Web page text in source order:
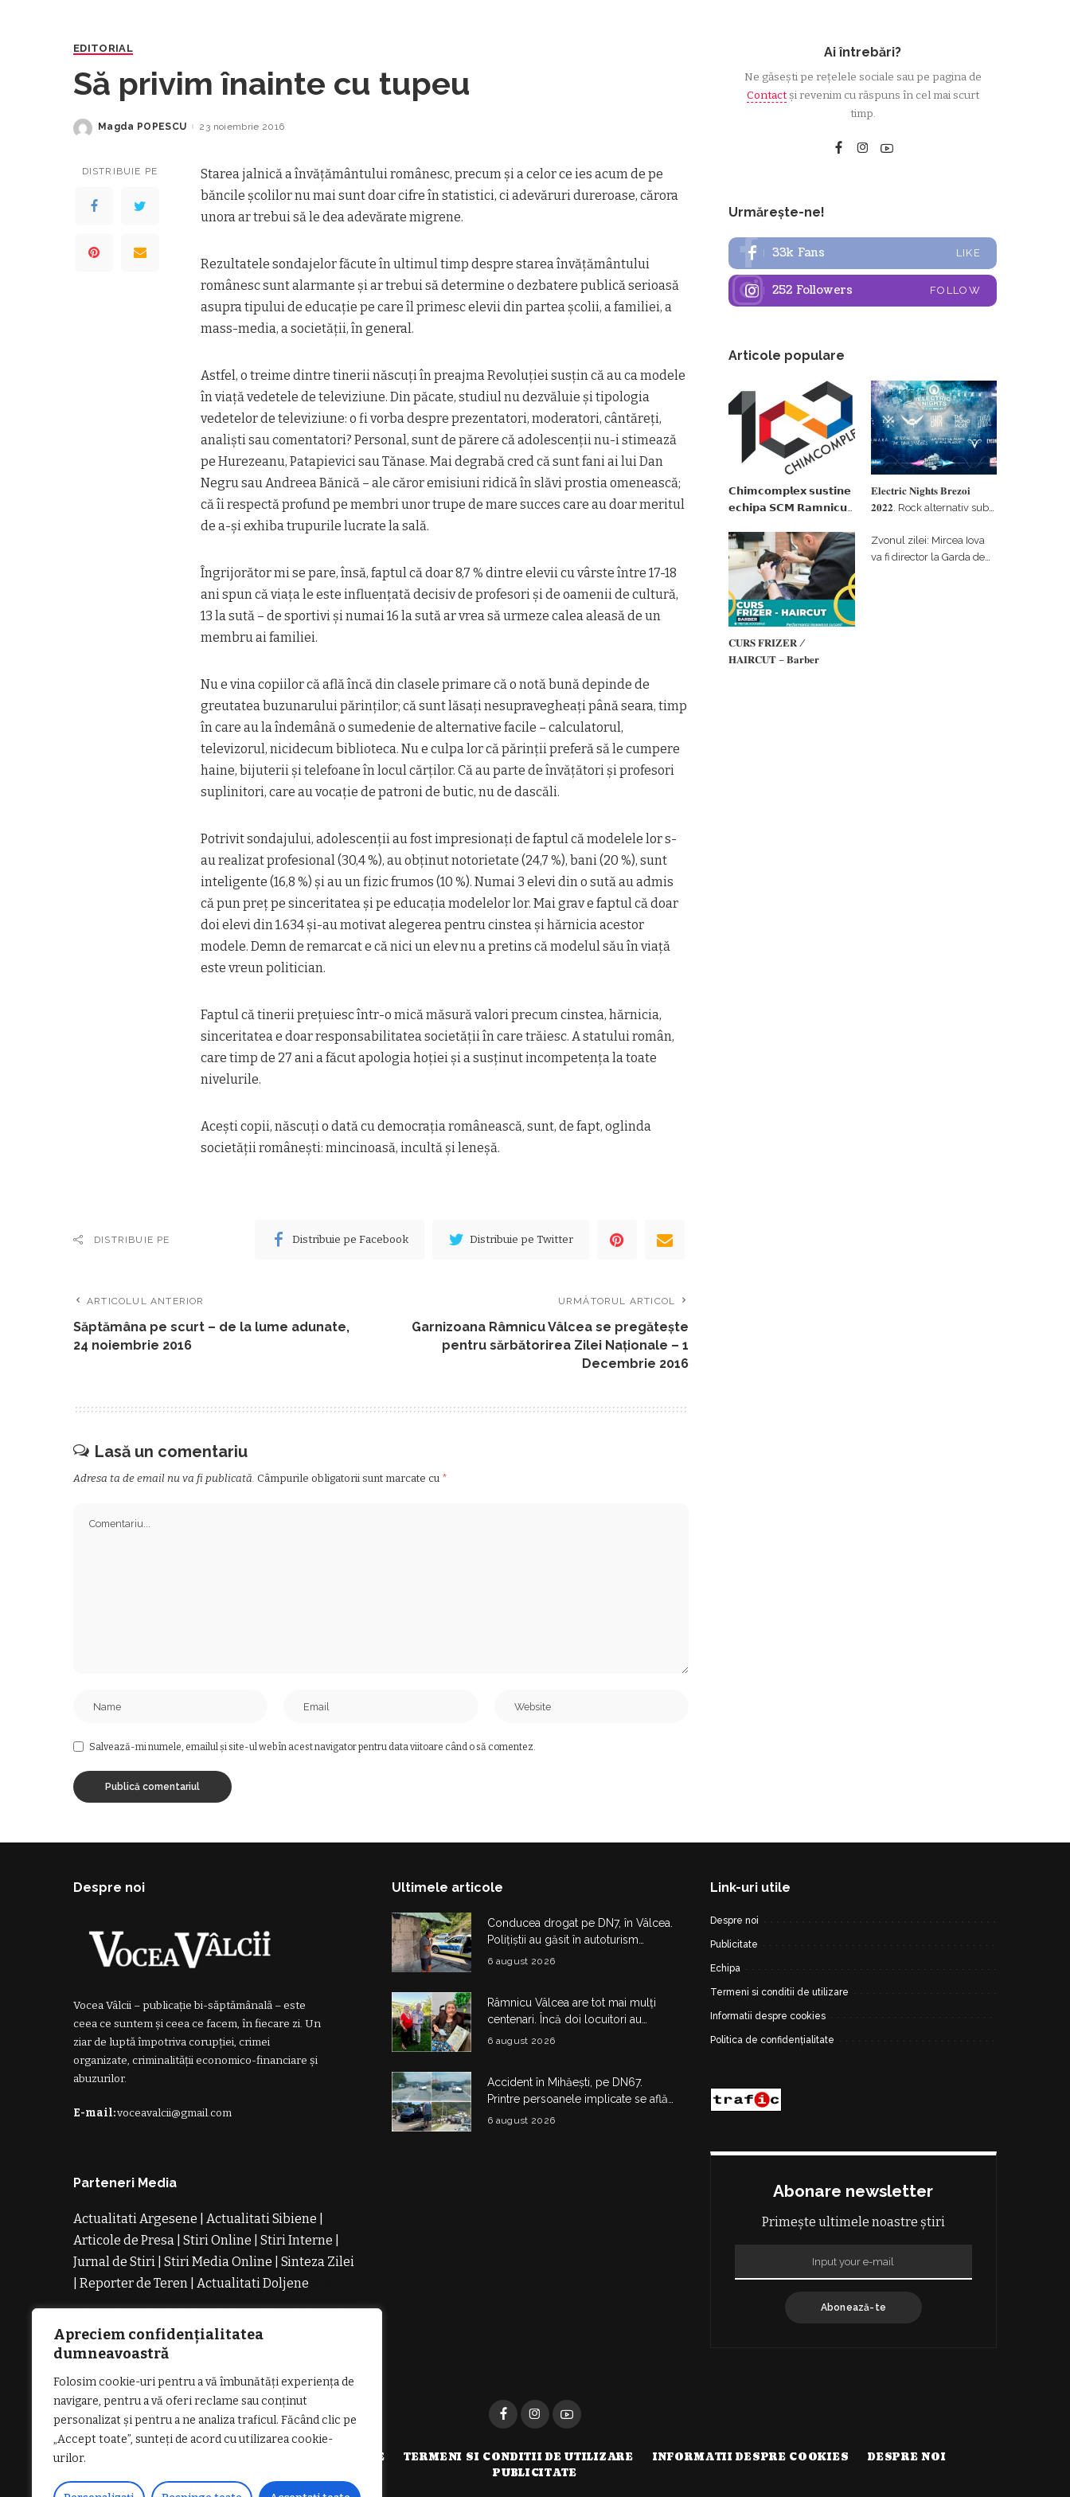
Apreciem confidențialitatea
dumneavoastră
Folosim cookie-uri pentru a vă îmbunătăți experiența de
navigare, pentru a vă oferi reclame sau conținut
personalizat și pentru a ne analiza traficul. Făcând clic pe
„Accept toate”, sunteți de acord cu utilizarea cookie-
urilor.
EDITORIAL
Să privim înainte cu tupeu
Posted
Magda POPESCU 23 noiembrie 2016
DISTRIBUIE PE
Starea jalnică a învăţământului românesc, precum şi a celor ce ies acum de pe
băncile şcolilor nu mai sunt doar cifre în statistici, ci adevăruri dureroase, cărora
unora ar trebui să le dea adevărate migrene.
Rezultatele sondajelor făcute în ultimul timp despre starea învățământului
românesc sunt alarmante şi ar trebui să determine o dezbatere publică serioasă
asupra tipului de educaţie pe care îl primesc elevii din partea şcolii, a familiei, a
mass-media, a societăţii, în general.
Astfel, o treime dintre tinerii născuţi în preajma Revoluţiei susţin că au ca modele
în viaţă vedetele de televiziune. Din păcate, studiul nu dezvăluie şi tipologia
vedetelor de televiziune: o fi vorba despre prezentatori, moderatori, cântăreţi,
analişti sau comentatori? Personal, sunt de părere că adolescenţii nu-i stimează
pe Hurezeanu, Patapievici sau Tănase. Mai degrabă cred că sunt fani ai lui Dan
Negru sau Andreea Bănică – ale căror emisiuni ridică în slăvi prostia omenească;
că îi respectă profund pe membri unor trupe de mare succes care au doar meritul
de a-şi exhiba trupurile lucrate la sală.
Îngrijorător mi se pare, însă, faptul că doar 8,7 % dintre elevii cu vârste între 17-18
ani spun că viaţa le este influenţată decisiv de profesori şi de oamenii de cultură,
13 la sută – de sportivi şi numai 16 la sută ar vrea să urmeze calea aleasă de un
membru ai familiei.
Nu e vina copiilor că află încă din clasele primare că o notă bună depinde de
greutatea buzunarului părinţilor; că sunt lăsaţi nesupravegheaţi până seara, timp
în care au la îndemână o sumedenie de alternative facile – calculatorul,
televizorul, nicidecum biblioteca. Nu e culpa lor că părinţii preferă să le cumpere
haine, bijuterii şi telefoane în locul cărţilor. Că au parte de învăţători şi profesori
suplinitori, care au vocaţie de patroni de butic, nu de dascăli.
Potrivit sondajului, adolescenţii au fost impresionaţi de faptul că modelele lor s-
au realizat profesional (30,4 %), au obţinut notorietate (24,7 %), bani (20 %), sunt
inteligente (16,8 %) şi au un fizic frumos (10 %). Numai 3 elevi din o sută au admis
că pun preţ pe sinceritatea şi pe educaţia modelelor lor. Mai grav e faptul că doar
doi elevi din 1.634 şi-au motivat alegerea pentru cinstea şi hărnicia acestor
modele. Demn de remarcat e că nici un elev nu a pretins că modelul său în viaţă
este vreun politician.
Faptul că tinerii preţuiesc într-o mică măsură valori precum cinstea, hărnicia,
sinceritatea e doar responsabilitatea societăţii în care trăiesc. A statului român,
care timp de 27 ani a făcut apologia hoţiei şi a susţinut incompetenţa la toate
nivelurile.
Aceşti copii, născuţi o dată cu democraţia românească, sunt, de fapt, oglinda
societăţii româneşti: mincinoasă, incultă şi leneşă.
DISTRIBUIE PE Distribuie pe Facebook Distribuie pe Twitter
ARTICOLUL ANTERIOR
Săptămâna pe scurt – de la lume adunate,
24 noiembrie 2016
URMĂTORUL ARTICOL
Garnizoana Râmnicu Vâlcea se pregăteşte
pentru sărbătorirea Zilei Naţionale – 1
Decembrie 2016
Lasă un comentariu
Adresa ta de email nu va fi publicată. Câmpurile obligatorii sunt marcate cu *
Salvează-mi numele, emailul și site-ul web în acest navigator pentru data viitoare când o să comentez.
Ai întrebări?
Ne găsești pe rețelele sociale sau pe pagina de
Contactși revenim cu răspuns în cel mai scurt
timp.
Urmărește-ne!
33k Fans LIKE
252 Followers FOLLOW
Articole populare
𝗖𝗵𝗶𝗺𝗰𝗼𝗺𝗽𝗹𝗲𝘅 𝘀𝘂𝘀𝘁𝗶𝗻𝗲
𝗲𝗰𝗵𝗶𝗽𝗮 𝗦𝗖𝗠 𝗥𝗮𝗺𝗻𝗶𝗰𝘂
𝗽𝗮𝗿𝘁𝗲𝗻𝗲𝗿 𝗳𝗶𝗻𝗮𝗻𝘁𝗮𝘁𝗼𝗿
𝐄𝐥𝐞𝐜𝐭𝐫𝐢𝐜 𝐍𝐢𝐠𝐡𝐭𝐬 𝐁𝐫𝐞𝐳𝐨𝐢
𝟐𝟎𝟐𝟐. Rock alternativ sub
#𝐁𝐫𝐞𝐳𝐨𝐢𝐮𝐥𝐋𝐮𝐦𝐢𝐢
𝐂𝐔𝐑𝐒 𝐅𝐑𝐈𝐙𝐄𝐑 /
𝐇𝐀𝐈𝐑𝐂𝐔𝐓 – 𝐁𝐚𝐫𝐛𝐞𝐫
Zvonul zilei: Mircea Iova
va fi director la Garda de
Despre noi
Vocea Vâlcii – publicație bi-săptămânală – este
ceea ce suntem și ceea ce facem, în fiecare zi. Un
ziar de luptă împotriva corupției, crimei
organizate, criminalității economico-financiare și
abuzurilor.
E-mail:voceavalcii@gmail.com
Parteneri Media
Actualitati Argesene Actualitati Sibiene
Articole de Presa
Stiri Online Stiri Interne
Jurnal de Stiri
Stiri Media Online
Sinteza Zilei
Reporter de Teren Actualitati Doljene
NoiRochii de RevelionRochii de BanchetRochii
de Cununie
Magazin de Rochii
Comanda Rochii de Seara
Ultimele articole
Conducea drogat pe DN7, în Vâlcea.
Polițiștii au găsit în autoturism
obiecte și substanțe suspecte
6 august 2026
Râmnicu Vâlcea are tot mai mulți
centenari. Încă doi locuitori au
împlinit 100 de ani în doar câteva zile
6 august 2026
Accident în Mihăești, pe DN67.
Printre persoanele implicate se află
și doi copii
6 august 2026
Link-uri utile
Despre noi
Publicitate
Echipa
Termeni si conditii de utilizare
Informatii despre cookies
Politica de confidențialitate
Abonare newsletter
Primește ultimele noastre știri
Abonează-te
GDPR: POLITICA DE CONFIDENȚIALITATE TERMENI SI CONDITII DE UTILIZARE INFORMATII DESPRE COOKIES
DESPRE NOI
PUBLICITATE